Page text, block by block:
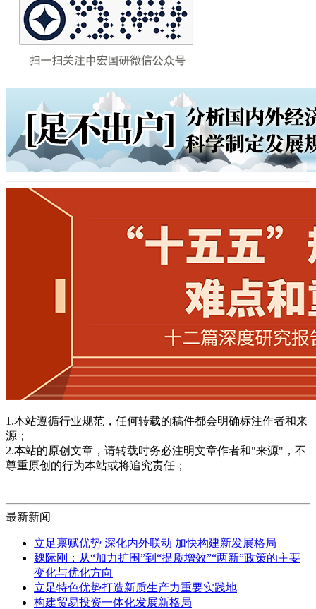
1.本站遵循行业规范，任何转载的稿件都会明确标注作者和来
源；
2.本站的原创文章，请转载时务必注明文章作者和"来源"，不
尊重原创的行为本站或将追究责任；
最新新闻
立足禀赋优势 深化内外联动 加快构建新发展格局
魏际刚：从“加力扩围”到“提质增效”“两新”政策的主要
变化与优化方向
立足特色优势打造新质生产力重要实践地
构建贸易投资一体化发展新格局